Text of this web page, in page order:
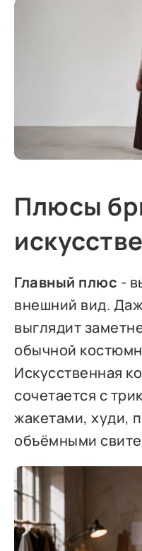
Плюсы
Главный плюс -
внешний вид.
выглядит
обычной
Искусственная
сочетается с
жакетами, худи,
объёмными